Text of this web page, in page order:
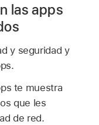
las apps
y seguridad y
te muestra
que les
de red.